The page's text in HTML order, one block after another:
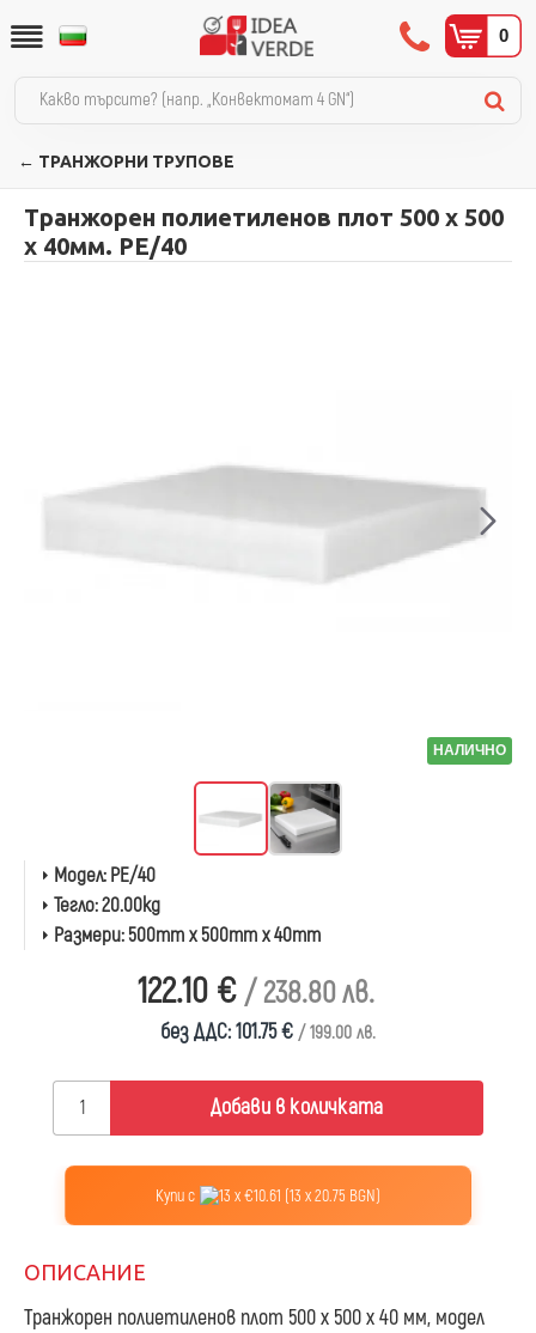
0
← ТРАНЖОРНИ ТРУПОВЕ
Транжорен полиетиленов плот 500 х 500
х 40мм. PE/40
НАЛИЧНО
122.10 € / 238.80 лв.
без ДДС: 101.75 € / 199.00 лв.
Модел:PE/40
Тегло:20.00kg
Размери:500mm x 500mm x 40mm
Добави в количката
Купи с 13 x €10.61 (13 x 20.75 BGN)
ОПИСАНИЕ
Транжорен полиетиленов плот 500 х 500 х 40 мм, модел